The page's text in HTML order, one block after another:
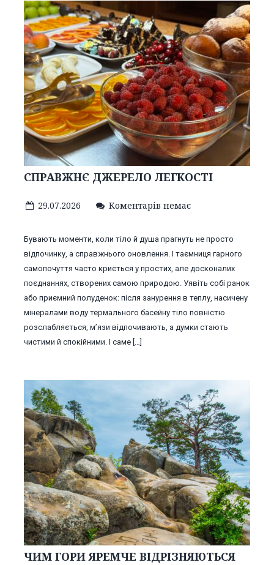
СПРАВЖНЄ ДЖЕРЕЛО ЛЕГКОСТІ
29.07.2026 Коментарів немає
Бувають моменти, коли тіло й душа прагнуть не просто
відпочинку, а справжнього оновлення. І таємниця гарного
самопочуття часто криється у простих, але досконалих
поєднаннях, створених самою природою. Уявіть собі ранок
або приємний полуденок: після занурення в теплу, насичену
мінералами воду термального басейну тіло повністю
розслабляється, м’язи відпочивають, а думки стають
чистими й спокійними. І саме […]
ЧИМ ГОРИ ЯРЕМЧЕ ВІДРІЗНЯЮТЬСЯ